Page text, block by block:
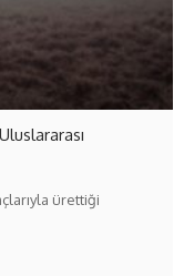
ürettiği